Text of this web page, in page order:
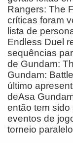
Rangers: The
críticas foram
lista de
Endless Duel
sequências
de Gundam:
Gundam:
último
deAsa
então tem
eventos de
torneio